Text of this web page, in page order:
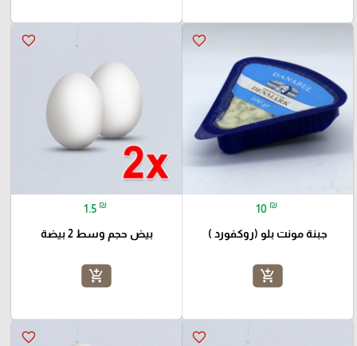
favorite_border
10 ₪
جبنة مونت بلو (روكفورد )
add_shopping_cart
favorite_border
1.5 ₪
بيض حجم وسط 2 بيضة
add_shopping_cart
favorite_border
favorite_border